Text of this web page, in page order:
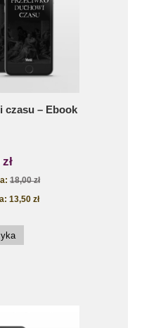
czasu – Ebook
18,00 zł
13,50 zł